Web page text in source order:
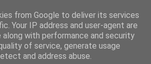
from Google to deliver its services
Your IP address and user-agent are
along with performance and security
of service, generate usage
and address abuse.